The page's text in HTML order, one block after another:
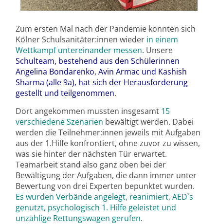
Zum ersten Mal nach der Pandemie konnten sich
Kölner Schulsanitäter:innen wieder in einem
Wettkampf untereinander messen. Unsere
Schulteam, bestehend aus den Schülerinnen
Angelina Bondarenko, Avin Armac und Kashish
Sharma (alle 9a), hat sich der Herausforderung
gestellt und teilgenommen.
Dort angekommen mussten insgesamt 15
verschiedene Szenarien bewältigt werden. Dabei
werden die Teilnehmer:innen jeweils mit Aufgaben
aus der 1.Hilfe konfrontiert, ohne zuvor zu wissen,
was sie hinter der nächsten Tür erwartet.
Teamarbeit stand also ganz oben bei der
Bewältigung der Aufgaben, die dann immer unter
Bewertung von drei Experten bepunktet wurden.
Es wurden Verbände angelegt, reanimiert, AED`s
genutzt, psychologisch 1. Hilfe geleistet und
unzählige Rettungswagen gerufen.